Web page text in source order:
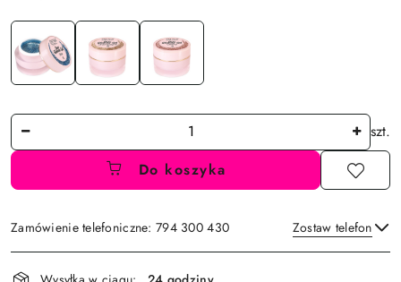
Ilość
szt.
Do koszyka
Zamówienie telefoniczne: 794 300 430 Zostaw telefon
Dostępność